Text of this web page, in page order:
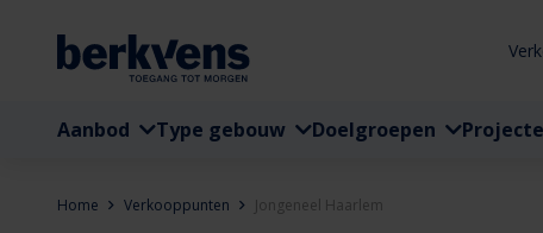
Aanbod Type gebouw Doelgroepen
Home Verkooppunten Jongeneel Haarlem